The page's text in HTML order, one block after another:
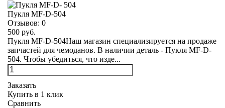
Пукля MF-D-504
Отзывов: 0
500 руб.
Пукля MF-D-504Наш магазин специализируется на продаже
запчастей для чемоданов. В наличии деталь - Пукля MF-D-
504. Чтобы убедиться, что изде...
Заказать
Купить в 1 клик
Сравнить